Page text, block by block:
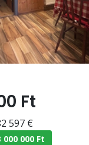
Ft
597 €
000 Ft